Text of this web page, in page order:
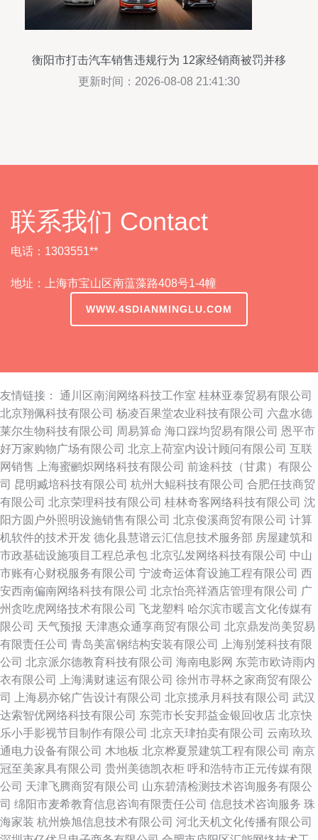
衡阳市打击汽车销售违规行为 12家经销商被罚并移
送公安机关严查
更新时间：2026-08-08 21:41:30
联系我们 Contact
电话：1303551**
地址：上海市宝山区南蕰藻路408号1-4幢
WWW.4SDIANMINGLU.COM
友情链接： 通川区南润网络科技工作室 桂林亚泰贸易有限公司
北京翔佩科技有限公司 杨凌百果堂农业科技有限公司 六盘水德
莱尔生物科技有限公司 周易算命 海口踩均贸易有限公司 恩平市
好万家购物广场有限公司 北京上荷室内设计顾问有限公司 互联
网销售
上海蜜鹂炽网络科技有限公司 前途科技（甘肃）有限公
司 昆明臧培科技有限公司 杭州大鲲科技有限公司 合肥任技商贸
有限公司 北京荣理科技有限公司 桂林奇客网络科技有限公司 沈
阳方圆户外照明设施销售有限公司 北京俊溪商贸有限公司 计算
机软件的技术开发 德化县慧谱云汇信息技术服务部 房屋建筑和
市政基础设施项目工程总承包 北京弘发网络科技有限公司 中山
市账有心财税服务有限公司 宁波奇运体育设施工程有限公司 西
安西南偏南网络科技有限公司 北京怡亮祥酒店管理有限公司 广
州贪吃虎网络技术有限公司 飞龙塑料 哈尔滨市暖言文化传媒有
限公司 天气预报 天津惠众通享商贸有限公司 北京鼎发尚美贸易
有限责任公司 青岛美富钢结构安装有限公司
上海别笼科技有限
公司 北京派尔德教育科技有限公司 海南电影网 东莞市欧诗雨内
衣有限公司
上海满财速运有限公司 徐州市寻杯之家商贸有限公
司
上海易亦铭广告设计有限公司 北京揽承月科技有限公司 武汉
达索智优网络科技有限公司 东莞市长安邦益金银回收店 北京快
乐小手影视节目制作有限公司 北京天珒拍卖有限公司 云南玖玖
通电力设备有限公司 木地板 北京桦夏景建筑工程有限公司 南京
冠至美家具有限公司 贵州美德凯衣柜 呼和浩特市正元传媒有限
公司 天津飞腾商贸有限公司 山东碧清检测技术咨询服务有限公
司 绵阳市麦希教育信息咨询有限责任公司 信息技术咨询服务 珠
海家装 杭州焕旭信息技术有限公司 河北天机文化传播有限公司